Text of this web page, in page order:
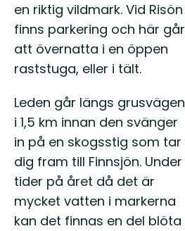
en riktig vildmark. Vid Risön
finns parkering och här går
att övernatta i en öppen
raststuga, eller i tält.
Leden går längs grusvägen
i 1,5 km innan den svänger
in på en skogsstig som tar
dig fram till Finnsjön. Under
tider på året då det är
mycket vatten i markerna
kan det finnas en del blöta